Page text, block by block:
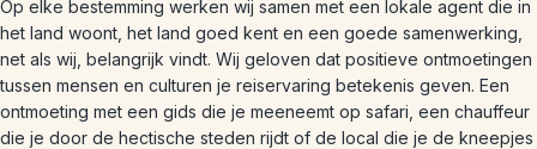
Op elke bestemming werken wij samen met een lokale agent die in
het land woont, het land goed kent en een goede samenwerking,
net als wij, belangrijk vindt. Wij geloven dat positieve ontmoetingen
tussen mensen en culturen je reiservaring betekenis geven. Een
ontmoeting met een gids die je meeneemt op safari, een chauffeur
die je door de hectische steden rijdt of de local die je de kneepjes